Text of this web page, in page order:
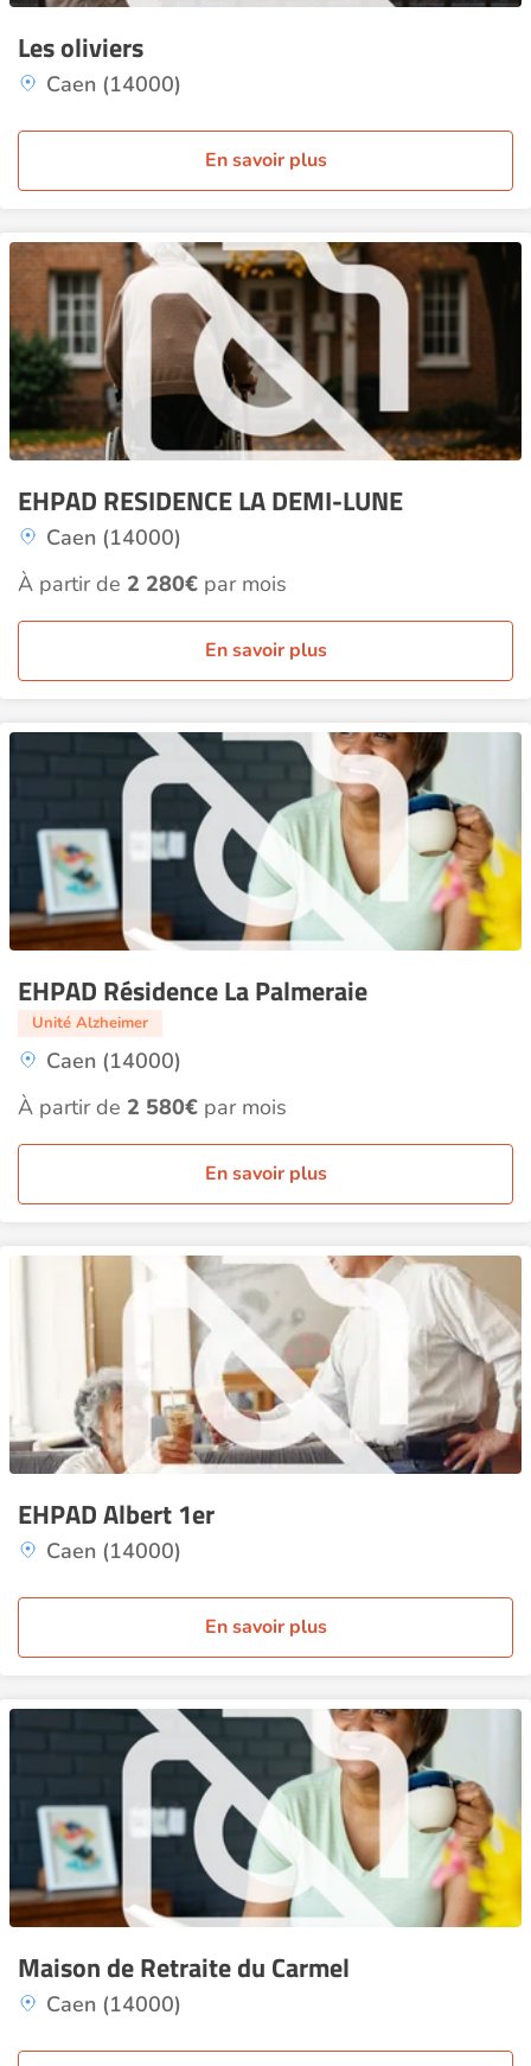
Les oliviers
Caen (14000)
En savoir plus
EHPAD RESIDENCE LA DEMI-LUNE
Caen (14000)
À partir de 2 280€ par mois
En savoir plus
EHPAD Résidence La Palmeraie
Unité Alzheimer
Caen (14000)
À partir de 2 580€ par mois
En savoir plus
EHPAD Albert 1er
Caen (14000)
En savoir plus
Maison de Retraite du Carmel
Caen (14000)